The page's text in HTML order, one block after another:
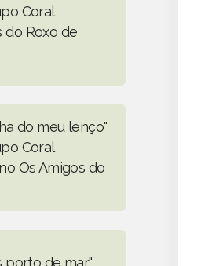
Coral
do Roxo de
do meu lenço"
Coral
Os Amigos do
porto de mar"